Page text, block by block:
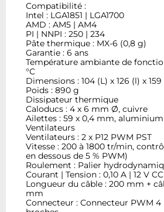
Compatibilité :
Intel : LGA1851 | LGA1700
AMD : AM5 | AM4
PI | NNPI : 250 | 234
Pâte thermique : MX-6 (0,8 g)
Garantie : 6 ans
Température ambiante de
°C
Dimensions : 104 (L) x 126 (l) x
Poids : 890 g
Dissipateur thermique
Caloducs : 4 x 6 mm Ø, cuivre
Ailettes : 59 x 0,4 mm, aluminium
Ventilateurs
Ventilateurs : 2 x P12 PWM PST
Vitesse : 200 à 1800 tr/min,
en dessous de 5 % PWM)
Roulement : Palier
Courant | Tension : 0,10 A | 12 V CC
Longueur du câble : 200 mm +
mm
Connecteur : Connecteur PWM 4